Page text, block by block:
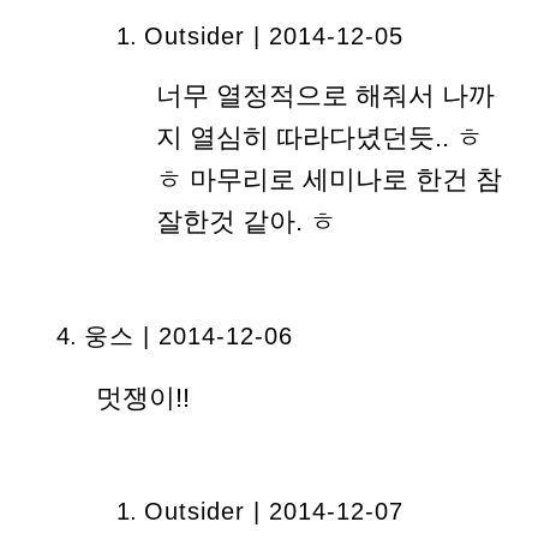
Outsider | 2014-12-05
너무 열정적으로 해줘서 나까
지 열심히 따라다녔던듯.. ㅎ
ㅎ 마무리로 세미나로 한건 참
잘한것 같아. ㅎ
웅스 | 2014-12-06
멋쟁이!!
Outsider | 2014-12-07